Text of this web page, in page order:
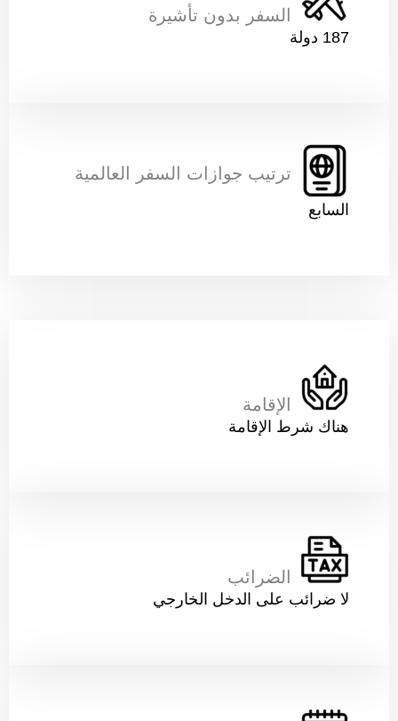
السفر بدون تأشيرة
187 دولة
ترتيب جوازات السفر العالمية
السابع
الإقامة
هناك شرط الإقامة
الضرائب
لا ضرائب على الدخل الخارجي